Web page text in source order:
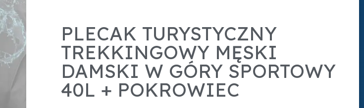
PLECAK TURYSTYCZNY
TREKKINGOWY MĘSKI
DAMSKI W GÓRY SPORTOWY
40L + POKROWIEC